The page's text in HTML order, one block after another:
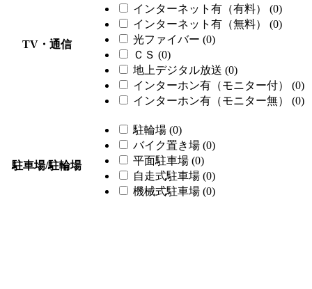
TV・通信
インターネット有（有料） (0)
インターネット有（無料） (0)
光ファイバー (0)
ＣＳ (0)
地上デジタル放送 (0)
インターホン有（モニター付） (0)
インターホン有（モニター無） (0)
駐車場/駐輪場
駐輪場 (0)
バイク置き場 (0)
平面駐車場 (0)
自走式駐車場 (0)
機械式駐車場 (0)